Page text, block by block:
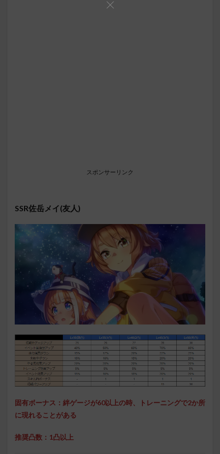
スポンサーリンク
SSR佐岳メイ(友人)
固有ボーナス：絆ゲージが60以上の時、トレーニングで2か所
に現れることがある
推奨凸数：1凸以上